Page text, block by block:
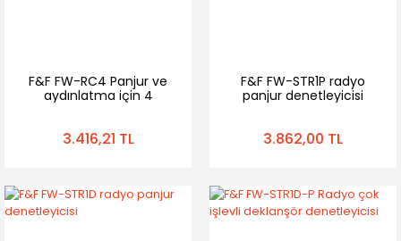
F&F FW-RC4 Panjur ve
aydınlatma için 4
3.416,21 TL
F&F FW-STR1P radyo
panjur denetleyicisi
3.862,00 TL